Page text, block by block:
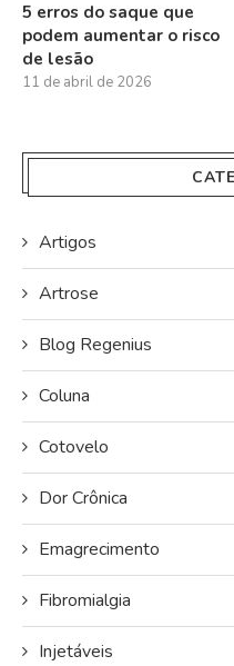
5 erros do saque que
podem aumentar o risco
de lesão
11 de abril de 2026
Artigos
Artrose
Blog Regenius
Coluna
Cotovelo
Dor Crônica
Emagrecimento
Fibromialgia
Injetáveis